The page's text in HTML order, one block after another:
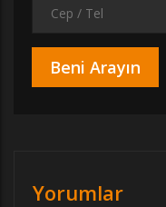
Yorumlar